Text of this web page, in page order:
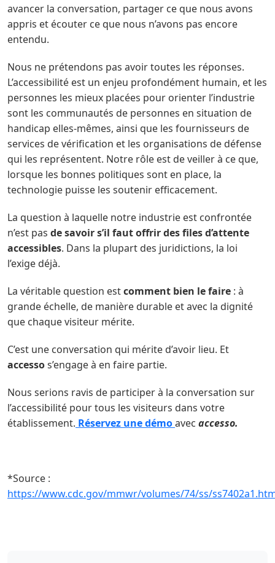
avancer la conversation, partager ce que nous avons
appris et écouter ce que nous n’avons pas encore
entendu.
Nous ne prétendons pas avoir toutes les réponses.
L’accessibilité est un enjeu profondément humain, et les
personnes les mieux placées pour orienter l’industrie
sont les communautés de personnes en situation de
handicap elles-mêmes, ainsi que les fournisseurs de
services de vérification et les organisations de défense
qui les représentent. Notre rôle est de veiller à ce que,
lorsque les bonnes politiques sont en place, la
technologie puisse les soutenir efficacement.
La question à laquelle notre industrie est confrontée
n’est pas de savoir s’il faut offrir des files d’attente
accessibles. Dans la plupart des juridictions, la loi
l’exige déjà.
La véritable question estcomment bien le faire : à
grande échelle, de manière durable et avec la dignité
que chaque visiteur mérite.
C’est une conversation qui mérite d’avoir lieu. Et
accessos’engage à en faire partie.
Nous serions ravis de participer à la conversation sur
l’accessibilité pour tous les visiteurs dans votre
établissement. Réservez une démoavec accesso.
*Source :
https://www.cdc.gov/mmwr/volumes/74/ss/